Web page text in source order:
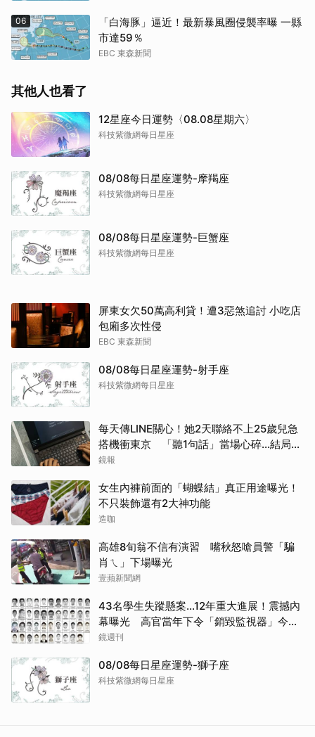
06
「白海豚」逼近！最新暴風圈侵襲率曝 一縣
市達59％
EBC 東森新聞
其他人也看了
12星座今日運勢〈08.08星期六〉
科技紫微網每日星座
08/08每日星座運勢-摩羯座
科技紫微網每日星座
08/08每日星座運勢-巨蟹座
科技紫微網每日星座
屏東女欠50萬高利貸！遭3惡煞追討 小吃店
包廂多次性侵
EBC 東森新聞
08/08每日星座運勢-射手座
科技紫微網每日星座
每天傳LINE關心！她2天聯絡不上25歲兒急
搭機衝東京 「聽1句話」當場心碎...結局看
哭網
鏡報
女生內褲前面的「蝴蝶結」真正用途曝光！
不只裝飾還有2大神功能
造咖
高雄8旬翁不信有演習 嘴秋怒嗆員警「騙
肖ㄟ」下場曝光
壹蘋新聞網
43名學生失蹤懸案...12年重大進展！震撼內
幕曝光 高官當年下令「銷毀監視器」今遭
逮
鏡週刊
08/08每日星座運勢-獅子座
科技紫微網每日星座